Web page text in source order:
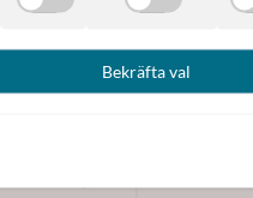
Bekräfta val